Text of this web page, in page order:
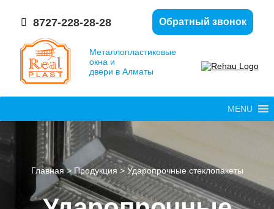
Обратный звонок
8727-228-28-28
Металлопластиковые
окна и
двери в Алматы
MENU
Главная> Продукция >Ударопрочные стеклопакеты